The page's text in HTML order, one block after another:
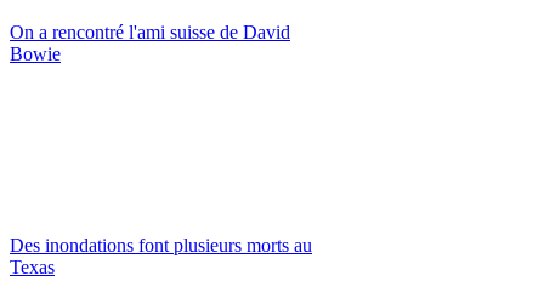
On a rencontré l'ami suisse de David
Bowie
Des inondations font plusieurs morts au
Texas